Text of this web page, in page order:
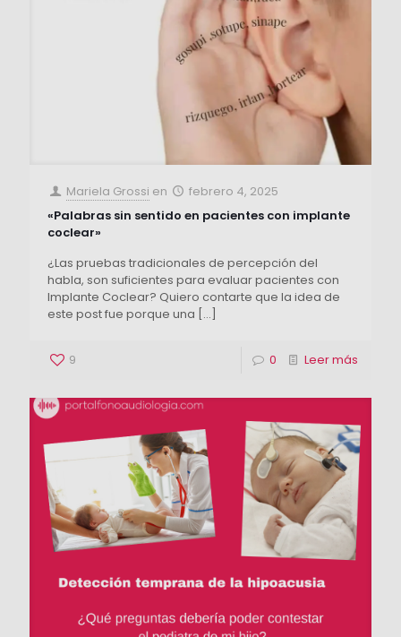
Mariela Grossi en
febrero 4, 2025
«Palabras sin sentido en pacientes con implante
coclear»
¿Las pruebas tradicionales de percepción del
habla, son suficientes para evaluar pacientes con
Implante Coclear? Quiero contarte que la idea de
este post fue porque una […]
9 0 Leer más